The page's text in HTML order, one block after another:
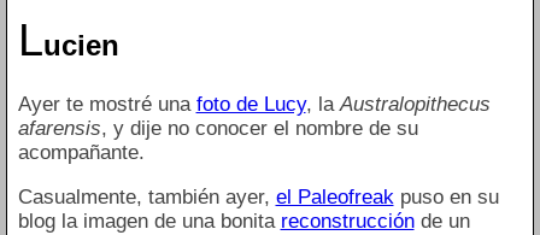
Lucien
Ayer te mostré una foto de Lucy, la Australopithecus
afarensis, y dije no conocer el nombre de su
acompañante.
Casualmente, también ayer, el Paleofreak puso en su
blog la imagen de una bonita reconstrucciónde un